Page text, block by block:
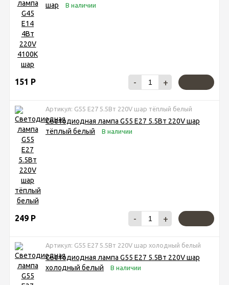
шар
В наличии
151 Р - +
Артикул: G55 E27 5.5Вт 220V шар тёплый белый
Светодиодная лампа G55 E27 5.5Вт 220V шар
тёплый белый
В наличии
249 Р - +
Артикул: G55 E27 5.5Вт 220V шар холодный белый
Светодиодная лампа G55 E27 5.5Вт 220V шар
холодный белый
В наличии